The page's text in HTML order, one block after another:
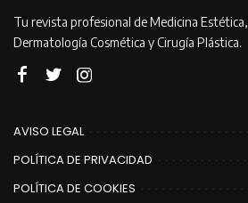
Tu revista profesional de Medicina Estética,
Dermatología Cosmética y Cirugía Plástica.
AVISO LEGAL
POLÍTICA DE PRIVACIDAD
POLÍTICA DE COOKIES